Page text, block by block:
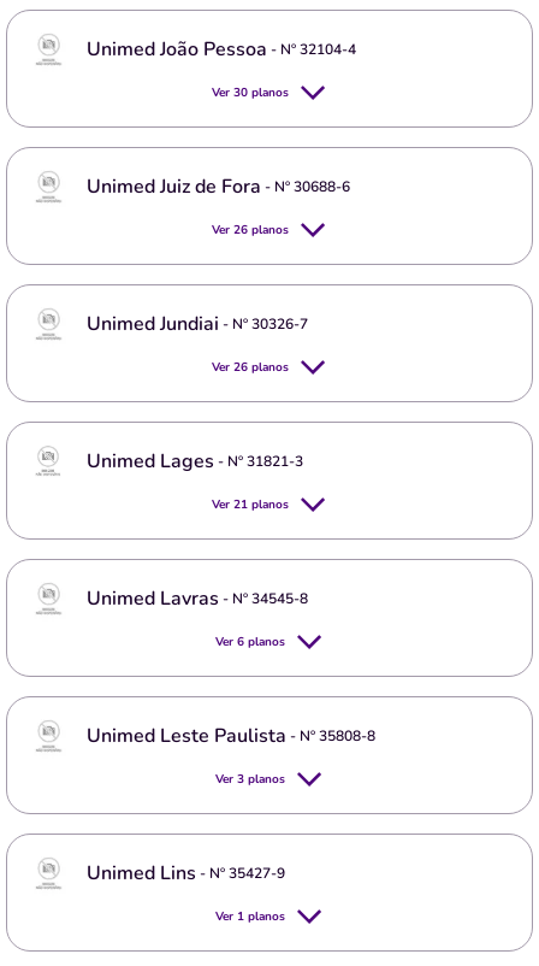
Unimed João Pessoa - Nº32104-4
Ver 30 planos
Unimed Juiz de Fora - Nº30688-6
Ver 26 planos
Unimed Jundiai - Nº30326-7
Ver 26 planos
Unimed Lages - Nº31821-3
Ver 21 planos
Unimed Lavras - Nº34545-8
Ver 6 planos
Unimed Leste Paulista - Nº35808-8
Ver 3 planos
Unimed Lins - Nº35427-9
Ver 1 planos